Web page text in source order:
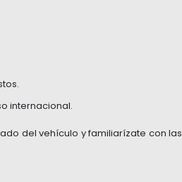
internacional.
del vehículo y familiarízate con las